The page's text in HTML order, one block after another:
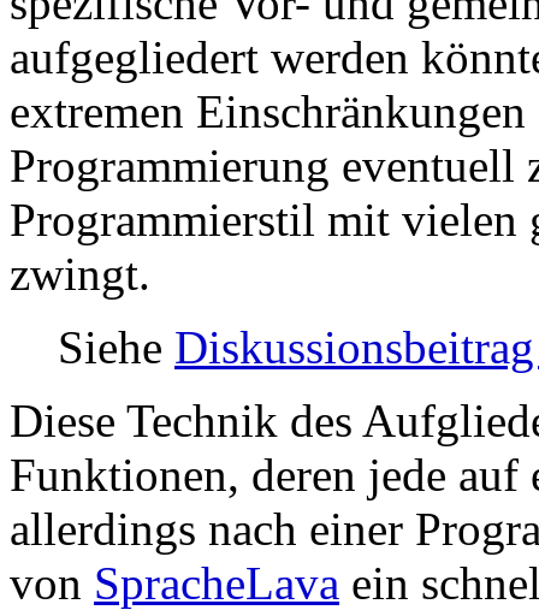
aufgegliedert werden
extremen
Programmierung eventuell
Programmierstil mit vielen
zwingt.
Siehe
Diese Technik des
Funktionen, deren jede
allerdings nach einer
von SpracheLava ein